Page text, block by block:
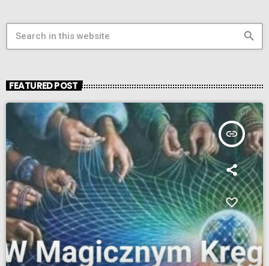
search
FEATURED POST
insert_link